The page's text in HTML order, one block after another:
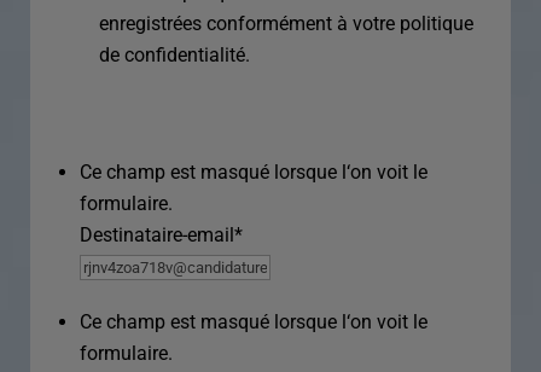
enregistrées conformément à votre politique
de confidentialité.
Ce champ est masqué lorsque l‘on voit le
formulaire.
Destinataire-email*
Ce champ est masqué lorsque l‘on voit le
formulaire.